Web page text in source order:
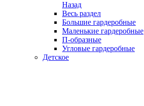
Назад
Весь раздел
Большие гардеробные
Маленькие гардеробные
П-образные
Угловые гардеробные
Детское